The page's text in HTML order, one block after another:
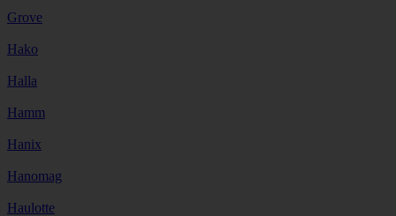
Grove
Hako
Halla
Hamm
Hanix
Hanomag
Haulotte